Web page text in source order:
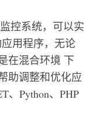
控系统，可以实
用程序，无论
在混合环境 下
助调整和优化应
、Python、PHP